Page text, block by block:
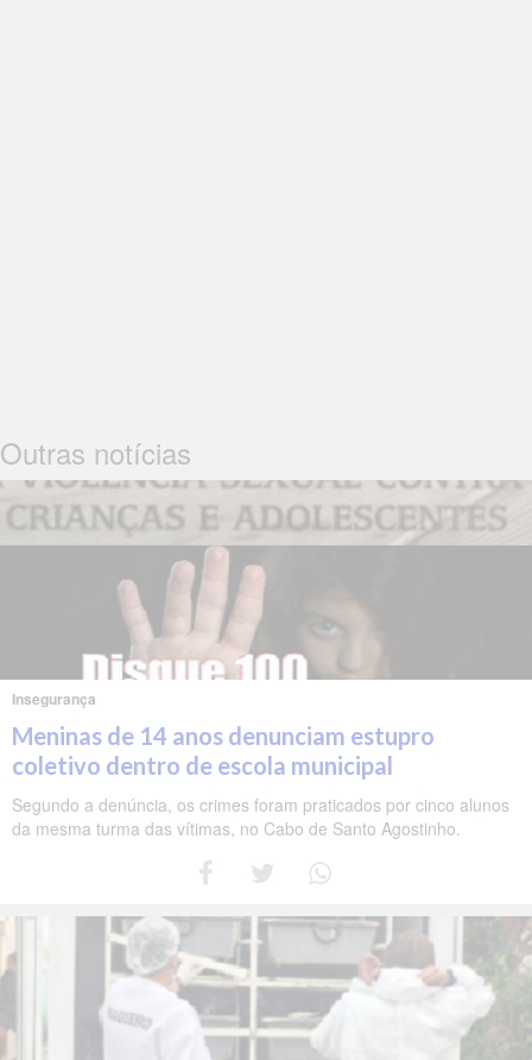
Outras notícias
Insegurança
Meninas de 14 anos denunciam estupro
coletivo dentro de escola municipal
Segundo a denúncia, os crimes foram praticados por cinco alunos
da mesma turma das vítimas, no Cabo de Santo Agostinho.